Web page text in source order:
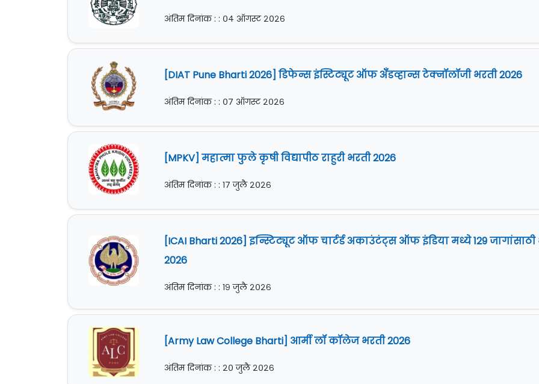
अंतिम दिनांक : : ०४ ऑगस्ट २०२६
[DIAT Pune Bharti 2026] डिफेन्स इंस्टिट्यूट ऑफ अँँडव्हान्स टेक्नॉलॉजी भरती 2026
अंतिम दिनांक : : ०७ ऑगस्ट २०२६
[MPKV] महात्मा फुले कृषी विद्यापीठ राहुरी भरती 2026
अंतिम दिनांक : : १७ जुलै २०२६
[ICAI Bharti 2026] इन्स्टिट्यूट ऑफ चार्टर्ड अकाउंटंट्स ऑफ इंडिया मध्ये 129 जागांसाठी
2026
अंतिम दिनांक : : १९ जुलै २०२६
[Army Law College Bharti] आर्मी लॉ कॉलेज भरती 2026
अंतिम दिनांक : : २० जुलै २०२६